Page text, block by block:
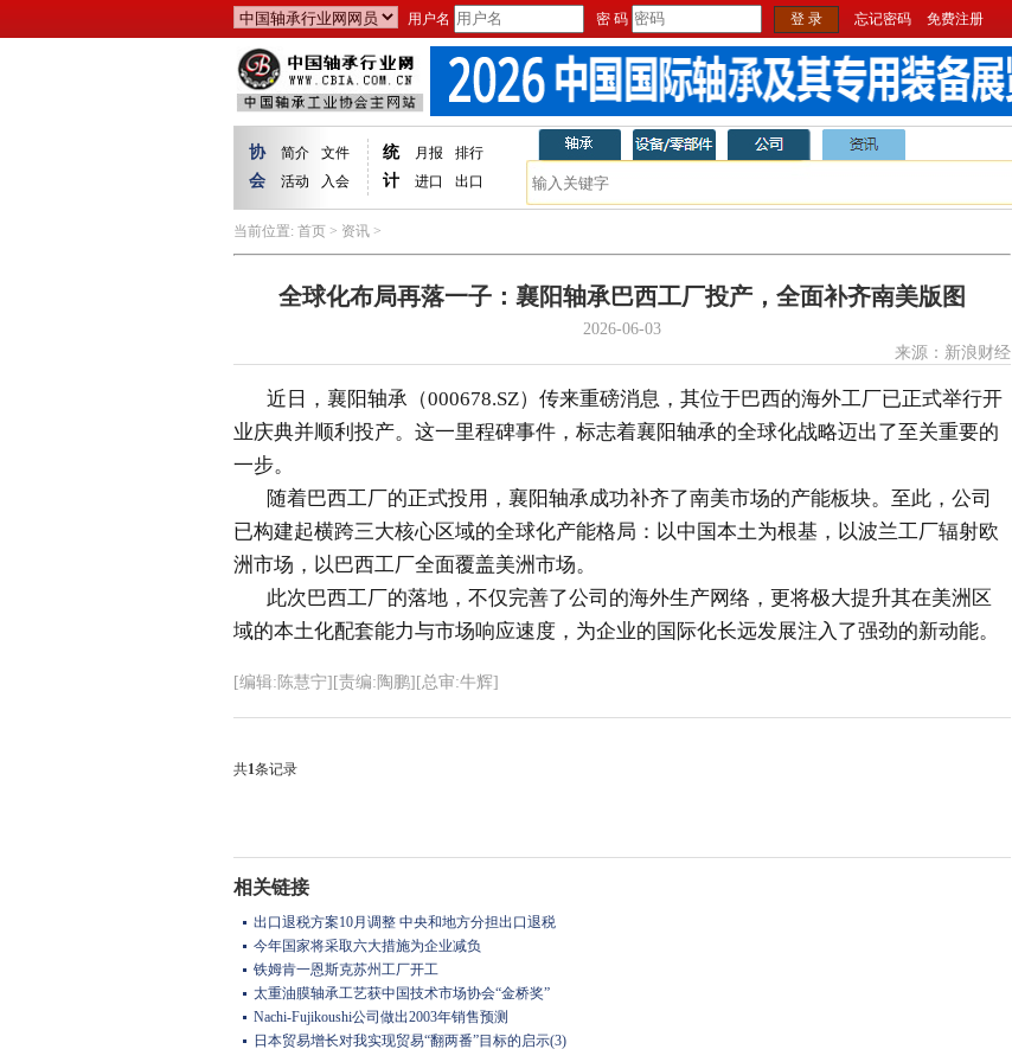
用户名 密 码 登 录 忘记密码 免费注册
协
会
简介
文件
活动
入会
统
计
月报
排行
进口
出口
当前位置: 首页 > 资讯 >
全球化布局再落一子：襄阳轴承巴西工厂投产，全面补齐南美版图
2026-06-03
来源：新浪财经
近日， 襄阳轴承 （000678.SZ）传来重磅消息，其位于巴西的海外工厂已正式举行开
业庆典并顺利投产。这一里程碑事件，标志着襄阳轴承的全球化战略迈出了至关重要的
一步。
随着巴西工厂的正式投用，襄阳轴承成功补齐了南美市场的产能板块。至此，公司
已构建起横跨三大核心区域的全球化产能格局：以中国本土为根基，以波兰工厂辐射欧
洲市场，以巴西工厂全面覆盖美洲市场。
此次巴西工厂的落地，不仅完善了公司的海外生产网络，更将极大提升其在美洲区
域的本土化配套能力与市场响应速度，为企业的国际化长远发展注入了强劲的新动能。
[编辑:陈慧宁][责编:陶鹏][总审:牛辉]
共1条记录
相关链接
出口退税方案10月调整 中央和地方分担出口退税
今年国家将采取六大措施为企业减负
铁姆肯一恩斯克苏州工厂开工
太重油膜轴承工艺获中国技术市场协会“金桥奖”
Nachi-Fujikoushi公司做出2003年销售预测
日本贸易增长对我实现贸易“翻两番”目标的启示(3)